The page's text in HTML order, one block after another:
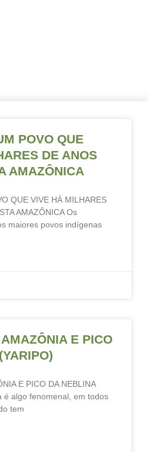
POVO QUE
DE ANOS
AMAZÔNICA
QUE VIVE HÁ MILHARES
AMAZÔNICA Os
maiores povos indígenas
E PICO
E PICO DA NEBLINA
é algo fenomenal, em todos
tem